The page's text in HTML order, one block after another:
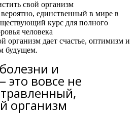
свой организм
единственный в мире в
курс для полного
человека
организм дает счастье, оптимизм и
будущем.
и
вовсе не
организм